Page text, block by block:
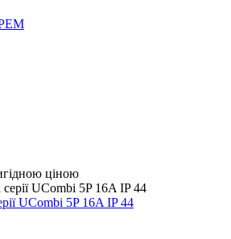
ціною
UСombi 5P 16A IP 44